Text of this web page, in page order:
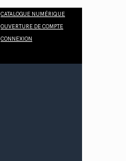
CATALOGUE NUMÉRIQUE
OUVERTURE DE COMPTE
CONNEXION